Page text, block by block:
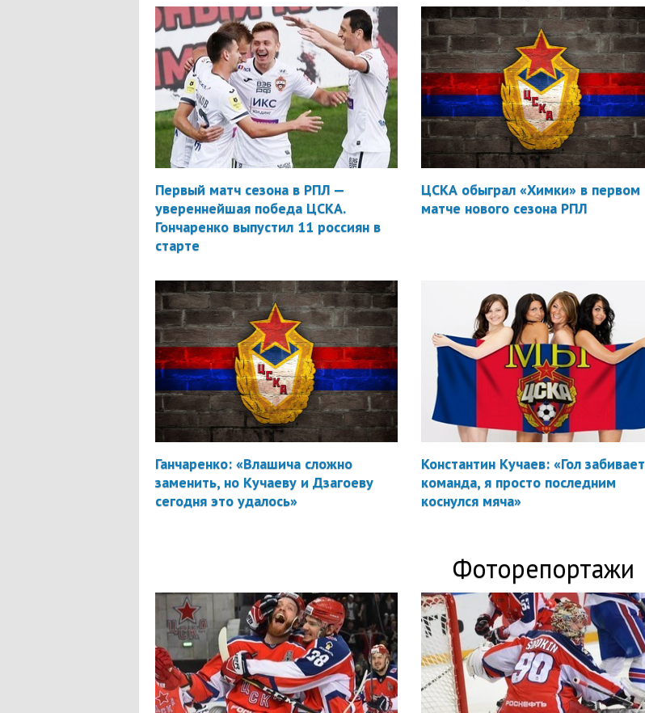
Первый матч сезона в РПЛ —
увереннейшая победа ЦСКА.
Гончаренко выпустил 11 россиян в
старте
ЦСКА обыграл «Химки» в первом
матче нового сезона РПЛ
Ганчаренко: «Влашича сложно
заменить, но Кучаеву и Дзагоеву
сегодня это удалось»
Константин Кучаев: «Гол забивает
команда, я просто последним
коснулся мяча»
Фоторепортажи